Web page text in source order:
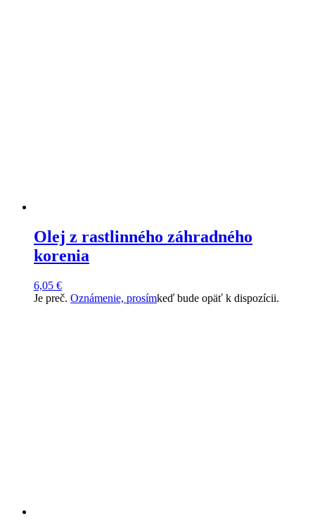
Olej z rastlinného záhradného
korenia
6,05 €
Je preč. Oznámenie, prosímkeď bude opäť k dispozícii.